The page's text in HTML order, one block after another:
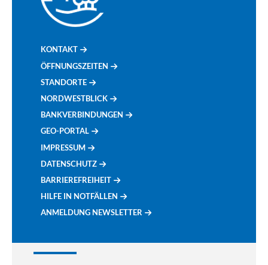
KONTAKT
ÖFFNUNGSZEITEN
STANDORTE
NORDWESTBLICK
BANKVERBINDUNGEN
GEO-PORTAL
IMPRESSUM
DATENSCHUTZ
BARRIEREFREIHEIT
HILFE IN NOTFÄLLEN
ANMELDUNG NEWSLETTER